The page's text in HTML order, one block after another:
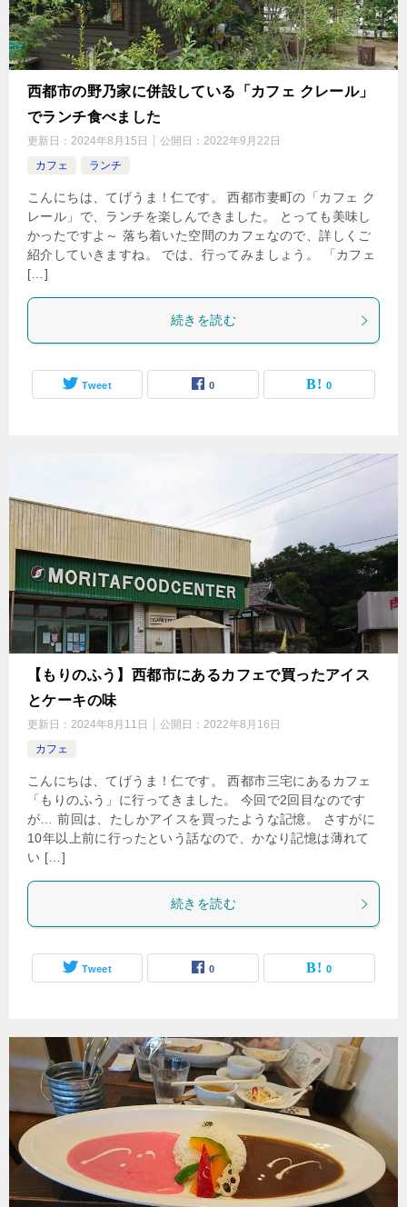
西都市の野乃家に併設している「カフェ クレール」
でランチ食べました
更新日： 2024年8月15日 公開日： 2022年9月22日
カフェ
ランチ
こんにちは、てげうま！仁です。 西都市妻町の「カフェ ク
レール」で、ランチを楽しんできました。 とっても美味し
かったですよ～ 落ち着いた空間のカフェなので、詳しくご
紹介していきますね。 では、行ってみましょう。 「カフェ
[…]
続きを読む
Tweet 0 0
【もりのふう】西都市にあるカフェで買ったアイス
とケーキの味
更新日： 2024年8月11日 公開日： 2022年8月16日
カフェ
こんにちは、てげうま！仁です。 西都市三宅にあるカフェ
「もりのふう」に行ってきました。 今回で2回目なのです
が… 前回は、たしかアイスを買ったような記憶。 さすがに
10年以上前に行ったという話なので、かなり記憶は薄れて
い […]
続きを読む
Tweet 0 0